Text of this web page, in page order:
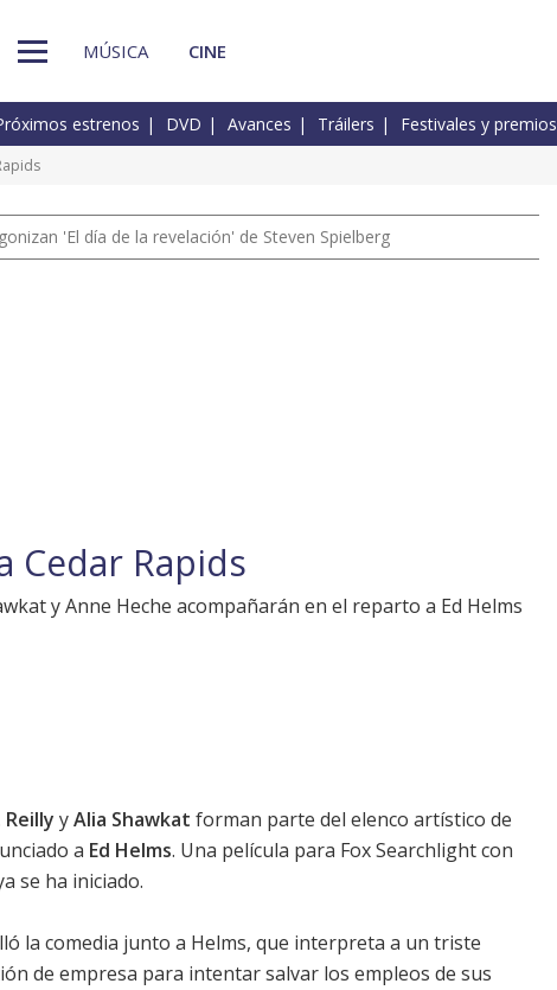
MÚSICA CINE
estrenos DVD Avances Tráilers Festivales y premios
'El día de la revelación' de Steven Spielberg
Cedar Rapids
y Anne Heche acompañarán en el reparto a Ed Helms
Reilly yAlia Shawkat forman parte del elenco artístico de
a Ed Helms. Una película para Fox Searchlight con
se ha iniciado.
la comedia junto a Helms, que interpreta a un triste
de empresa para intentar salvar los empleos de sus